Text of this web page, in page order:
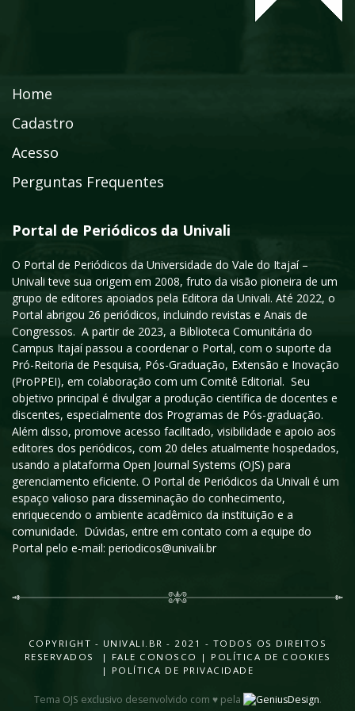
Home
Cadastro
Acesso
Perguntas Frequentes
Portal de Periódicos da Univali
O Portal de Periódicos da Universidade do Vale do Itajaí –
Univali teve sua origem em 2008, fruto da visão pioneira de um
grupo de editores apoiados pela Editora da Univali. Até 2022, o
Portal abrigou 26 periódicos, incluindo revistas e Anais de
Congressos. A partir de 2023, a Biblioteca Comunitária do
Campus Itajaí passou a coordenar o Portal, com o suporte da
Pró-Reitoria de Pesquisa, Pós-Graduação, Extensão e Inovação
(ProPPEI), em colaboração com um Comitê Editorial. Seu
objetivo principal é divulgar a produção científica de docentes e
discentes, especialmente dos Programas de Pós-graduação.
Além disso, promove acesso facilitado, visibilidade e apoio aos
editores dos periódicos, com 20 deles atualmente hospedados,
usando a plataforma Open Journal Systems (OJS) para
gerenciamento eficiente. O Portal de Periódicos da Univali é um
espaço valioso para disseminação do conhecimento,
enriquecendo o ambiente acadêmico da instituição e a
comunidade. Dúvidas, entre em contato com a equipe do
Portal pelo e-mail: periodicos@univali.br
COPYRIGHT - UNIVALI.BR - 2021 - TODOS OS DIREITOS
RESERVADOS |
FALE CONOSCO | POLÍTICA DE COOKIES
| POLÍTICA DE PRIVACIDADE
Tema OJS exclusivo desenvolvido com ♥ pela .